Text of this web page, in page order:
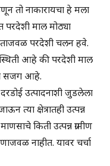
तो नाकारायचा हे मला
परदेशी माल मोठ्या
परदेशी चलन हवे.
आहे की परदेशी माल
सजग आहे.
उत्पादनाशी जुडलेला
त्या क्षेत्रातही उत्पन्न
किती उत्पन्न ग्रामीण
नाहीत. यावर चर्चा